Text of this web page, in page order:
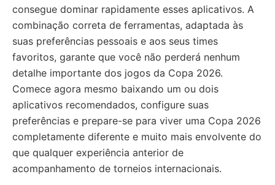
consegue dominar rapidamente esses aplicativos. A
combinação correta de ferramentas, adaptada às
suas preferências pessoais e aos seus times
favoritos, garante que você não perderá nenhum
detalhe importante dos jogos da Copa 2026.
Comece agora mesmo baixando um ou dois
aplicativos recomendados, configure suas
preferências e prepare-se para viver uma Copa 2026
completamente diferente e muito mais envolvente do
que qualquer experiência anterior de
acompanhamento de torneios internacionais.